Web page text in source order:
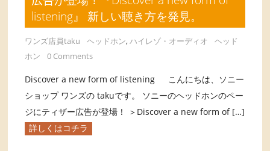
listening』 新しい聴き方を発見。
ワンズ店員taku ヘッドホン,ハイレゾ・オーディオ
ヘッド
ホン
0 Comments
Discover a new form of listening こんにちは、ソニー
ショップ ワンズの takuです。 ソニーのヘッドホンのペー
ジにティザー広告が登場！ ＞Discover a new form of […]
詳しくはコチラ